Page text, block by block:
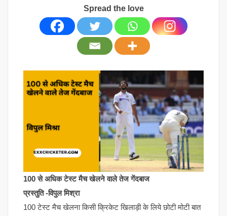
Spread the love
100 से अधिक टेस्ट मैच खेलने वाले तेज गेंदबाज
प्रस्तुति -विपुल मिश्रा
100 टेस्ट मैच खेलना किसी क्रिकेट खिलाड़ी के लिये छोटी मोटी बात